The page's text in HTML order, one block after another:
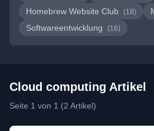
Homebrew Website Club (18)
Softwareentwicklung (16)
Cloud computing Artikel
Seite 1 von 1 (2 Artikel)